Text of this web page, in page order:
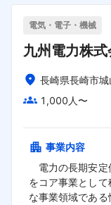
電気・電子・機械
九州電力株
長崎県長崎市
1,000人〜
事業内容
電力の長期安定
をコア事業とし
な事業領域であ